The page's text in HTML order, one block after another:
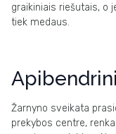
graikiniais riešutais, o
tiek medaus.
Žarnyno sveikata
prekybos centre,